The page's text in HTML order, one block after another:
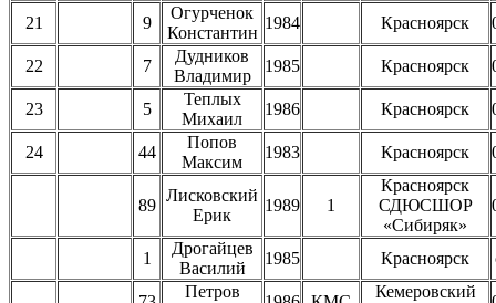
21 9
Огурченок
Константин
1984 Красноярск
22 7
Дудников
Владимир
1985 Красноярск
23 5
Теплых
Михаил
1986 Красноярск
24 44
Попов
Максим
1983 Красноярск
89
Лисковский
Ерик
1989 1
Красноярск
СДЮСШОР
«Сибиряк»
1
Дрогайцев
Василий
1985 Красноярск
Петров
Кемеровский